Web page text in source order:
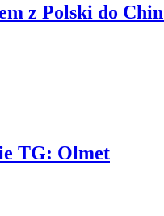
z Polski do
TG: Olmet